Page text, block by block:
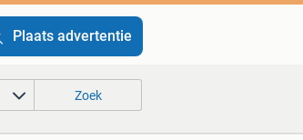
Plaats advertentie
Zoek